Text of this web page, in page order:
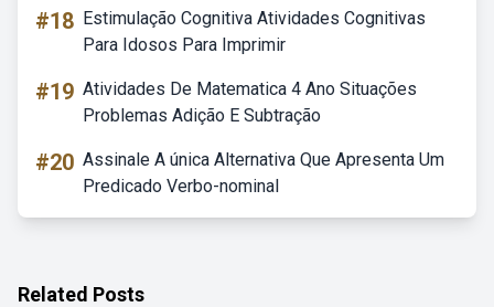
#18 Estimulação Cognitiva Atividades Cognitivas
Para Idosos Para Imprimir
#19 Atividades De Matematica 4 Ano Situações
Problemas Adição E Subtração
#20 Assinale A única Alternativa Que Apresenta Um
Predicado Verbo-nominal
Related Posts